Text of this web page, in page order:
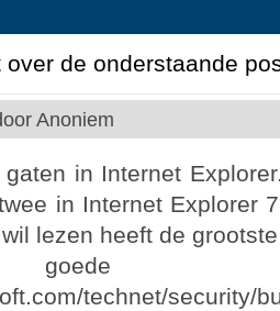
de onderstaande
Anoniem
in Internet
in Internet Explorer
lezen heeft de
technet/